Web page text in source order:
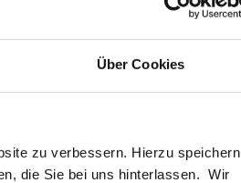
Über Cookies
zu verbessern. Hierzu speichern
die Sie bei uns hinterlassen. Wir